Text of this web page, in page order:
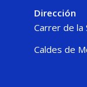
Dirección
Carrer de la
Caldes de